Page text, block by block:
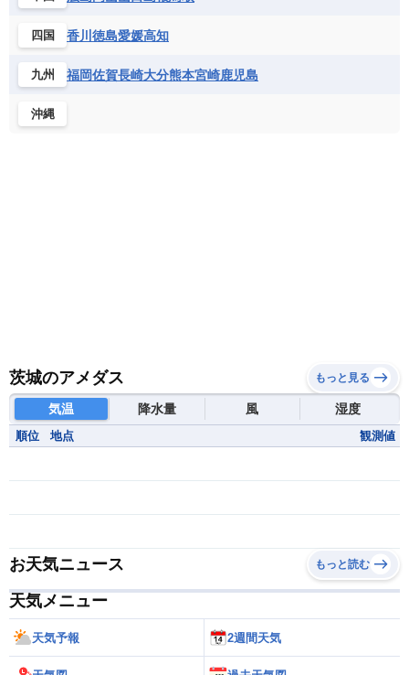
四国 香川 徳島愛媛高知
九州 福岡佐賀長崎大分熊本宮崎鹿児島
沖縄
茨城のアメダス もっと見る
気温 降水量 風 湿度
順位 地点 観測値
お天気ニュース もっと読む
天気メニュー
天気予報 2週間天気